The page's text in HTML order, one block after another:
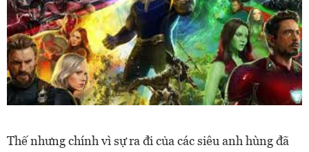
Thế nhưng chính vì sự ra đi của các siêu anh hùng đã